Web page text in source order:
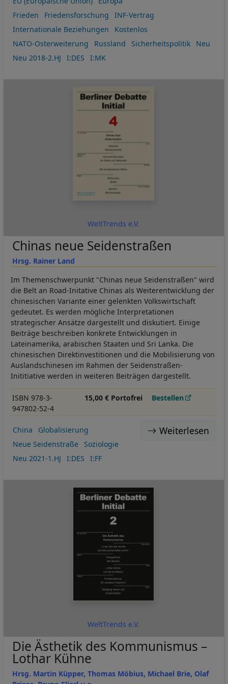
Frieden
Friedensforschung
INF-Vertrag
Internationale Beziehungen
Kostenlos
NATO-Osterweiterung
Russland Sicherheitspolitik
Neu
Neu 2018-2.HJ
I:DES I:MK
WeltTrends e.V.
Hrsg. Rainer Land
Chinas neue Seidenstraßen
Im Themenschwerpunkt "Chinas neue Seidenstraßen" wird
die Belt an Road-Initative Chinas als Weiterentwicklung der
chinesischen Variante einer gelenkten Volkswirtschaft
gedeutet. Es werden mögliche Interpretationen
strategischer Ansätze dargestellt und diskutiert. Einige
Beiträge beschreiben konkrete Entwicklungen in
Lateinamerika, arabischen Staaten und Sri Lanka. Die
chinesischen Direktinvestitionen und die Mobilisierung von
Auslandschinesen im Rahmen der Seidenstraßen-
Inititiative werden in weiteren Beiträgen dargestellt.
ISBN 978-3-
947802-52-4
15,00 € Portofrei Bestellen
Weiterlesen
China
Globalisierung
Neue Seidenstraße
Soziologie
Neu 2021-1.HJ
I:DES I:FF
WeltTrends e.V.
Hrsg. Martin Küpper, Thomas Möbius, Michael Brie, Olaf
Die Ästhetik des Kommunismus –
Lothar Kühne